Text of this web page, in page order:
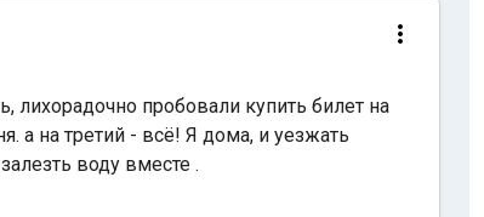
лихорадочно пробовали купить билет на
а на третий - всё! Я дома, и уезжать
воду вместе .